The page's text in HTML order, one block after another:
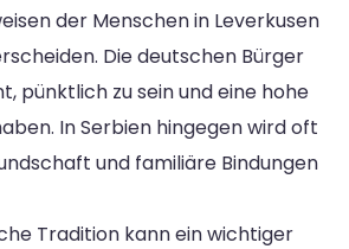
der Menschen in Leverkusen
Die deutschen Bürger
pünktlich zu sein und eine hohe
In Serbien hingegen wird oft
und familiäre Bindungen
Tradition kann ein wichtiger